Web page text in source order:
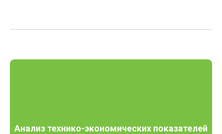
Анализ технико-экономических показателей